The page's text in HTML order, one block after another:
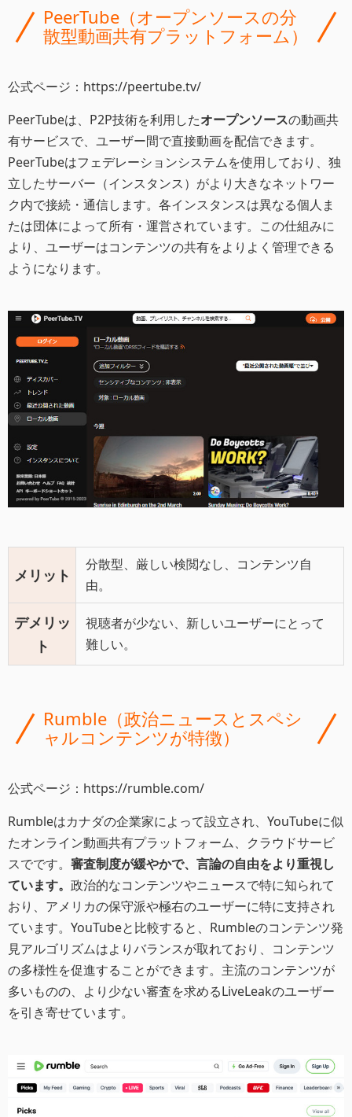
PeerTube（オープンソースの分
散型動画共有プラットフォーム）
公式ページ：https://peertube.tv/
PeerTubeは、P2P技術を利用したオープンソースの動画共
有サービスで、ユーザー間で直接動画を配信できます。
PeerTubeはフェデレーションシステムを使用しており、独
立したサーバー（インスタンス）がより大きなネットワー
ク内で接続・通信します。各インスタンスは異なる個人ま
たは団体によって所有・運営されています。この仕組みに
より、ユーザーはコンテンツの共有をよりよく管理できる
ようになります。
メリット
分散型、厳しい検閲なし、コンテンツ自
由。
デメリッ
ト
視聴者が少ない、新しいユーザーにとって
難しい。
Rumble（政治ニュースとスペシ
ャルコンテンツが特徴）
公式ページ：https://rumble.com/
Rumbleはカナダの企業家によって設立され、YouTubeに似
たオンライン動画共有プラットフォーム、クラウドサービ
スでです。 審査制度が緩やかで、言論の自由をより重視し
ています。 政治的なコンテンツやニュースで特に知られて
おり、アメリカの保守派や極右のユーザーに特に支持され
ています。YouTubeと比較すると、Rumbleのコンテンツ発
見アルゴリズムはよりバランスが取れており、コンテンツ
の多様性を促進することができます。主流のコンテンツが
多いものの、より少ない審査を求めるLiveLeakのユーザー
を引き寄せています。